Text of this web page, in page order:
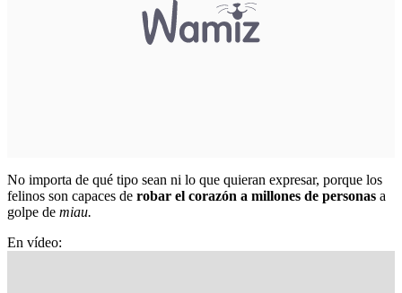
No importa de qué tipo sean ni lo que quieran expresar, porque los
felinos son capaces de robar el corazón a millones de personas a
golpe de miau.
En vídeo: